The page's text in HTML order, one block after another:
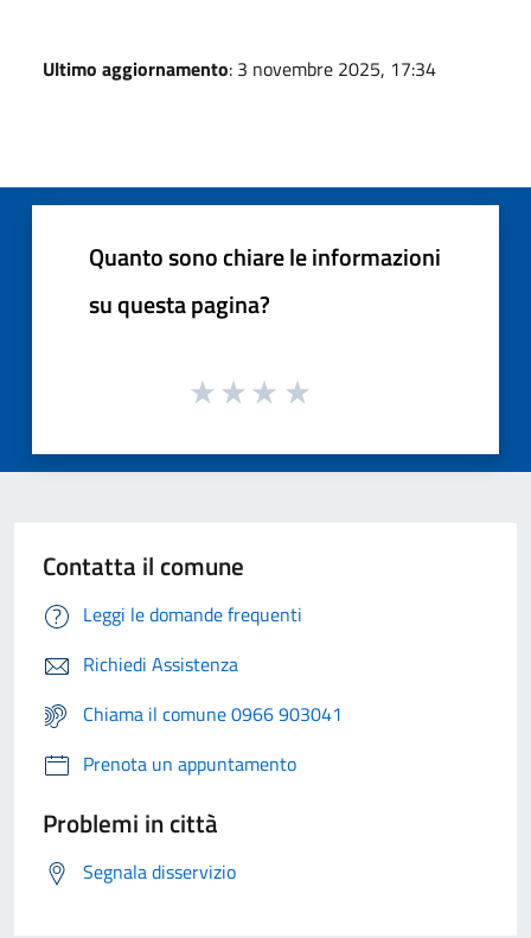
Ultimo aggiornamento: 3 novembre 2025, 17:34
Quanto sono chiare le informazioni
su questa pagina?
Contatta il comune
Leggi le domande frequenti
Richiedi Assistenza
Chiama il comune 0966 903041
Prenota un appuntamento
Problemi in città
Segnala disservizio